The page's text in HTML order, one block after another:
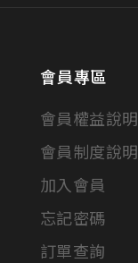
會員專區
會員權益說明
會員制度說明
加入會員
忘記密碼
訂單查詢